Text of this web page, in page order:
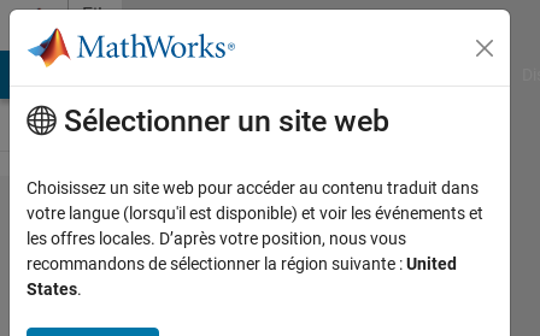
Passer au contenu
File
Exchange
CUK
Converter
Sélectionner un site web
Choisissez un site web pour accéder au contenu traduit dans
votre langue (lorsqu'il est disponible) et voir les événements et
les offres locales. D’après votre position, nous vous
recommandons de sélectionner la région suivante :United
States.